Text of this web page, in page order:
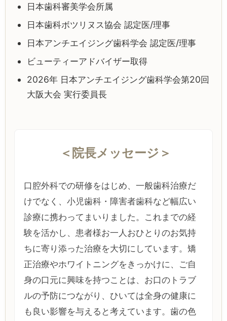
日本歯科審美学会所属
日本歯科ボツリヌス協会 認定医/理事
日本アンチエイジング歯科学会 認定医/理事
ビューティーアドバイザー取得
2026年 日本アンチエイジング歯科学会第20回
大阪大会 実行委員長
＜院長メッセージ＞
口腔外科での研修をはじめ、一般歯科治療だ
けでなく、小児歯科・障害者歯科など幅広い
診療に携わってまいりました。これまでの経
験を活かし、患者様お一人おひとりのお気持
ちに寄り添った治療を大切にしています。矯
正治療やホワイトニングをきっかけに、ご自
身の口元に興味を持つことは、お口のトラブ
ルの予防につながり、ひいては全身の健康に
も良い影響を与えると考えています。歯の色